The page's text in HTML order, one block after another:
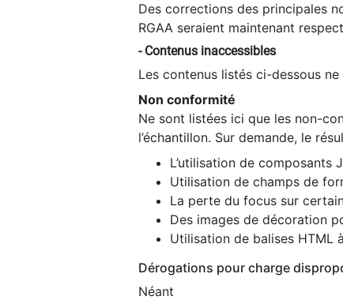
Des corrections des principales
RGAA seraient maintenant
- Contenus inaccessibles
Les contenus listés ci-dessous
Non conformité
Ne sont listées ici que les non-
l’échantillon. Sur demande, le
L’utilisation de composants
Utilisation de champs de
La perte du focus sur
Des images de décoration
Utilisation de balises HTML
Dérogations pour charge
Néant